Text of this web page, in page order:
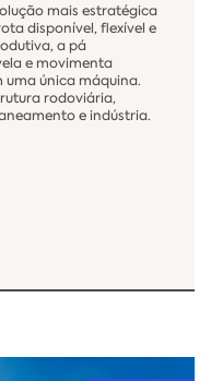
mais estratégica
disponível, flexível e
a pá
e movimenta
única máquina.
rodoviária,
e indústria.